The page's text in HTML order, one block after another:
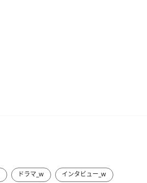
ドラマ_w
インタビュー_w